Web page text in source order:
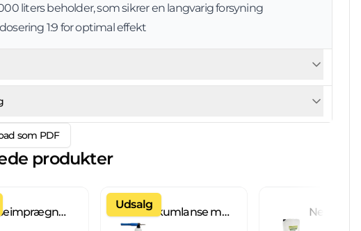
liters beholder, som sikrer en langvarig forsyning
1:9 for optimal effekt
som PDF
produkter
Fliseimprægnering IC 20 L brugsklar
Udsalg
Skumlanse med 2 L beholder